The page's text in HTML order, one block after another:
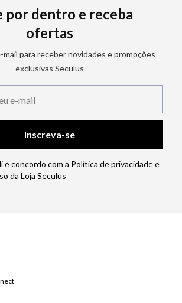
por dentro e receba
ofertas
para receber novidades e promoções
exclusivas Seculus
Inscreva-se
e concordo com a Política de privacidade e
da Loja Seculus